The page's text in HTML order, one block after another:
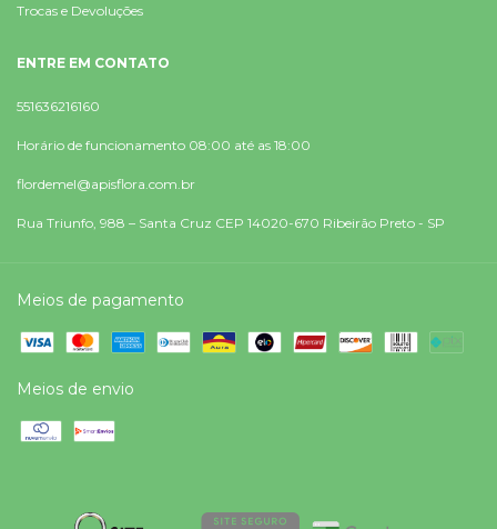
Trocas e Devoluções
ENTRE EM CONTATO
551636216160
Horário de funcionamento 08:00 até as 18:00
flordemel@apisflora.com.br
Rua Triunfo, 988 – Santa Cruz CEP 14020-670 Ribeirão Preto - SP
Meios de pagamento
Meios de envio